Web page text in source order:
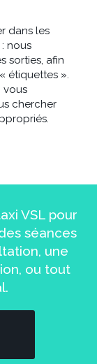
dans les
nous
sorties, afin
étiquettes ».
vous
chercher
VSL pour
séances
une
ou tout